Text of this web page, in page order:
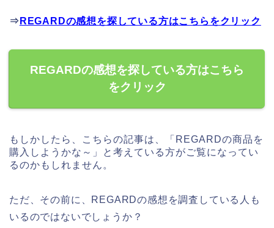
⇒ REGARDの感想を探している方はこちらをクリック
REGARDの感想を探している方はこちら
をクリック
もしかしたら、こちらの記事は、「REGARDの商品を
購入しようかな～」と考えている方がご覧になってい
るのかもしれません。
ただ、その前に、REGARDの感想を調査している人も
いるのではないでしょうか？